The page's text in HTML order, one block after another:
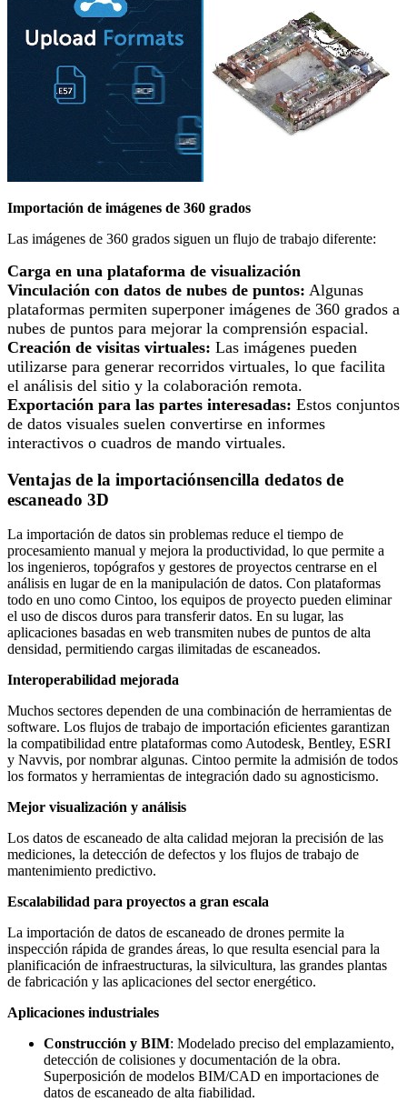
Importación de imágenes de 360 grados
Las imágenes de 360 grados siguen un flujo de trabajo diferente:
Carga en una plataforma de visualización
Vinculación con datos de nubes de puntos: Algunas
plataformas permiten superponer imágenes de 360 grados a
nubes de puntos para mejorar la comprensión espacial.
Creación de visitas virtuales: Las imágenes pueden
utilizarse para generar recorridos virtuales, lo que facilita
el análisis del sitio y la colaboración remota.
Exportación para las partes interesadas: Estos conjuntos
de datos visuales suelen convertirse en informes
interactivos o cuadros de mando virtuales.
Ventajas de la importaciónsencilla dedatos de
escaneado 3D
La importación de datos sin problemas reduce el tiempo de
procesamiento manual y mejora la productividad, lo que permite a
los ingenieros, topógrafos y gestores de proyectos centrarse en el
análisis en lugar de en la manipulación de datos. Con plataformas
todo en uno como Cintoo, los equipos de proyecto pueden eliminar
el uso de discos duros para transferir datos. En su lugar, las
aplicaciones basadas en web transmiten nubes de puntos de alta
densidad, permitiendo cargas ilimitadas de escaneados.
Interoperabilidad mejorada
Muchos sectores dependen de una combinación de herramientas de
software. Los flujos de trabajo de importación eficientes garantizan
la compatibilidad entre plataformas como Autodesk, Bentley, ESRI
y Navvis, por nombrar algunas. Cintoo permite la admisión de todos
los formatos y herramientas de integración dado su agnosticismo.
Mejor visualización y análisis
Los datos de escaneado de alta calidad mejoran la precisión de las
mediciones, la detección de defectos y los flujos de trabajo de
mantenimiento predictivo.
Escalabilidad para proyectos a gran escala
La importación de datos de escaneado de drones permite la
inspección rápida de grandes áreas, lo que resulta esencial para la
planificación de infraestructuras, la silvicultura, las grandes plantas
de fabricación y las aplicaciones del sector energético.
Aplicaciones industriales
Construcción y BIM: Modelado preciso del emplazamiento,
detección de colisiones y documentación de la obra.
Superposición de modelos BIM/CAD en importaciones de
datos de escaneado de alta fiabilidad.